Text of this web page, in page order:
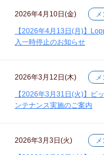
2026年4月10日(金)
【2026年4月13日(月)】
入一時停止のお知らせ
2026年3月12日(木)
【2026年3月31日(火)】ビ
ンテナンス実施のご案内
2026年3月3日(火)